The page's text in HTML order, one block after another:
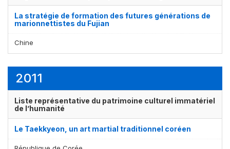
La stratégie de formation des futures générations de
marionnettistes du Fujian
Chine
2011
Liste représentative du patrimoine culturel immatériel
de l’humanité
Le Taekkyeon, un art martial traditionnel coréen